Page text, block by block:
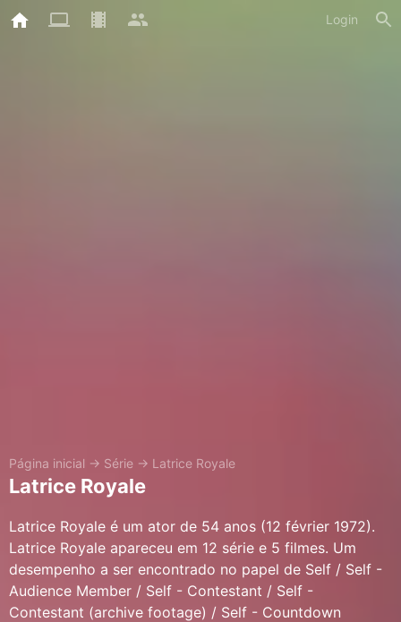
Login
Página inicial → Série → Latrice Royale
Latrice Royale
Latrice Royale é um ator de 54 anos (12 février 1972).
Latrice Royale apareceu em 12 série e 5 filmes. Um
desempenho a ser encontrado no papel de Self / Self -
Audience Member / Self - Contestant / Self -
Contestant (archive footage) / Self - Countdown